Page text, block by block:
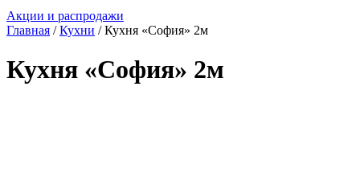
Акции и распродажи
Главная /Кухни / Кухня «София» 2м
Кухня «София» 2м